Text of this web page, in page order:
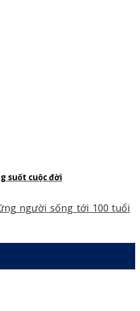
suốt cuộc đời
người sống tới 100 tuổi